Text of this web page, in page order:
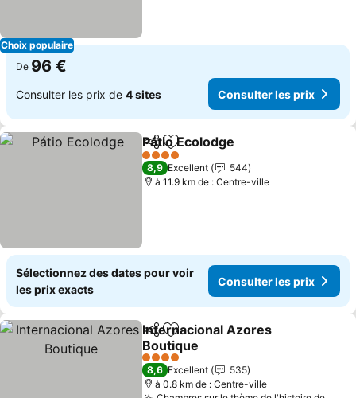
Choix populaire
De 96 €
Consulter les prix de 4 sites Consulter les prix
PartagerAjouter à mes favoris
Pátio Ecolodge
4 Étoiles
8,9 Excellent
544
à 11.9 km de : Centre-ville
Sélectionnez des dates pour voir
les prix exacts
Consulter les prix
PartagerAjouter à mes favoris
Internacional Azores
Boutique
Consulter les prix
4 Étoiles
8,6 Excellent
535
à 0.8 km de : Centre-ville